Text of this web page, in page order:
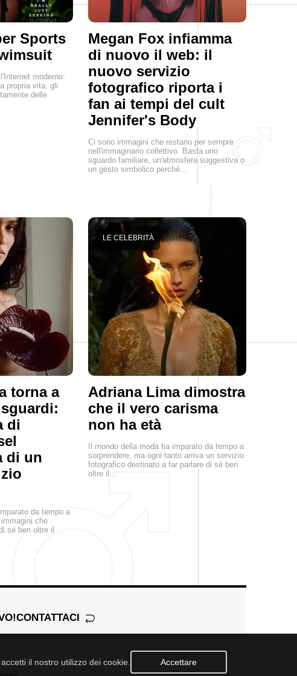
Sports
moderno:
propria vita, gli
delle
Megan Fox infiamma
di nuovo il web: il
nuovo servizio
fotografico riporta i
fan ai tempi del cult
Jennifer's Body
Ci sono immagini che restano per sempre
nell'immaginario collettivo. Basta uno
sguardo familiare, un'atmosfera suggestiva o
un gesto simbolico perché…
torna a
di
di un
da tempo a
che
sé ben oltre il
Adriana Lima dimostra
che il vero carisma
non ha età
LE CELEBRITÀ
Il mondo della moda ha imparato da tempo a
sorprendere, ma ogni tanto arriva un servizio
fotografico destinato a far parlare di sé ben
oltre il…
CONTATTACI
il nostro utilizzo dei cookie. Accettare